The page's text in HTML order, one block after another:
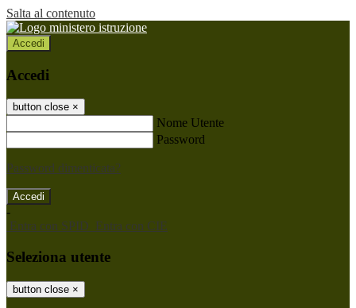
Salta al contenuto
Accedi
Accedi
button close ×
Nome Utente
Password
Password dimenticata?
-
Entra con SPID Entra con CIE
Seleziona utente
button close ×